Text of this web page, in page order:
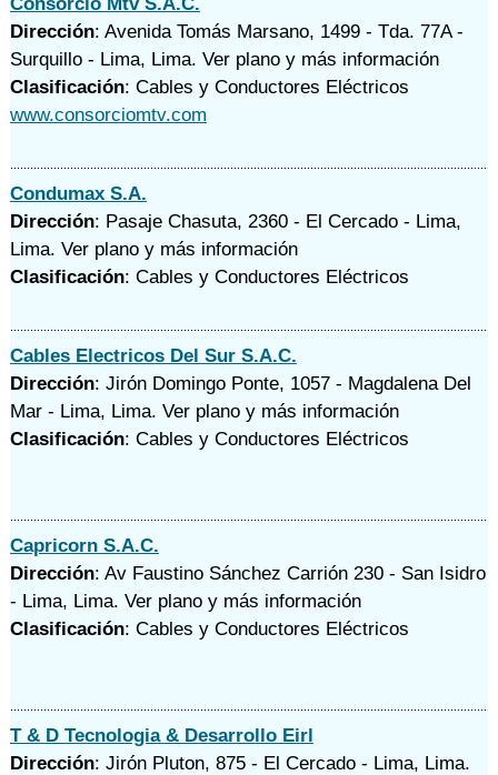
Dirección: Avenida Tomás Marsano, 1499 - Tda. 77A -
Surquillo - Lima, Lima. Ver plano y más información
Clasificación: Cables y Conductores Eléctricos
www.consorciomtv.com
Condumax S.A.
Dirección: Pasaje Chasuta, 2360 - El Cercado - Lima,
Lima. Ver plano y más información
Clasificación: Cables y Conductores Eléctricos
Cables Electricos Del Sur S.A.C.
Dirección: Jirón Domingo Ponte, 1057 - Magdalena Del
Mar - Lima, Lima. Ver plano y más información
Clasificación: Cables y Conductores Eléctricos
Capricorn S.A.C.
Dirección: Av Faustino Sánchez Carrión 230 - San Isidro
- Lima, Lima. Ver plano y más información
Clasificación: Cables y Conductores Eléctricos
T & D Tecnologia & Desarrollo Eirl
Dirección: Jirón Pluton, 875 - El Cercado - Lima, Lima.